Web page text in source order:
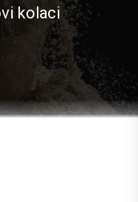
kolaci